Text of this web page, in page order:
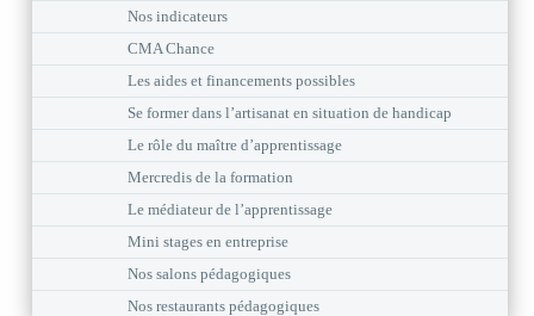
Nos indicateurs
CMA Chance
Les aides et financements possibles
Se former dans l’artisanat en situation de handicap
Le rôle du maître d’apprentissage
Mercredis de la formation
Le médiateur de l’apprentissage
Mini stages en entreprise
Nos salons pédagogiques
Nos restaurants pédagogiques